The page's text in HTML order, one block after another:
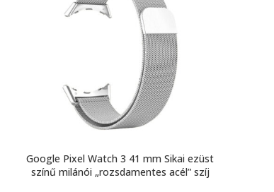
Google Pixel Watch 3 41 mm Sikai ezüst
színű milánói „rozsdamentes acél” szíj